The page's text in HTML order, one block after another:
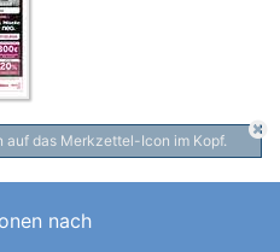
auf das Merkzettel-Icon im Kopf.
nach